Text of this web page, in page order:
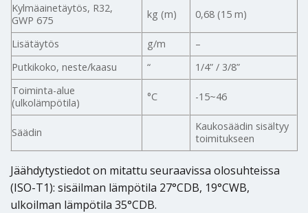
Kylmäainetäytös, R32,
GWP 675
kg (m) 0,68 (15 m)
Lisätäytös g/m
–
Putkikoko, neste/kaasu
“
1/4” / 3/8”
Toiminta-alue
(ulkolämpötila)
°C -15~46
Säädin
Kaukosäädin sisältyy
toimitukseen
Jäähdytystiedot on mitattu seuraavissa olosuhteissa
(ISO-T1): sisäilman lämpötila 27°CDB, 19°CWB,
ulkoilman lämpötila 35°CDB.